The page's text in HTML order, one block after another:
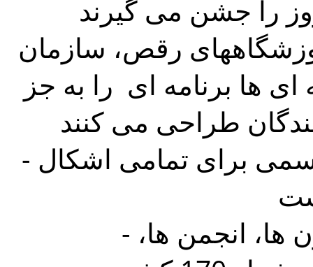
رقص، سازمان
ها برنامه ای را به جز
- سارمان جهان رقص ، سازمانی رسمی برای تمامی اشکال
- اعضای آن برجسته ترین فدراسیون ها، انجمن ها،